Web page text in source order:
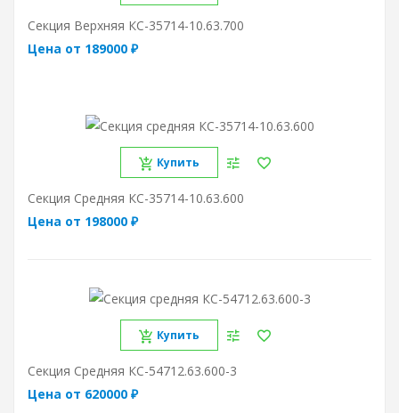
Секция Верхняя КС-35714-10.63.700
Цена от 189000 ₽
Купить
Секция Средняя КС-35714-10.63.600
Цена от 198000 ₽
Купить
Секция Средняя КС-54712.63.600-3
Цена от 620000 ₽